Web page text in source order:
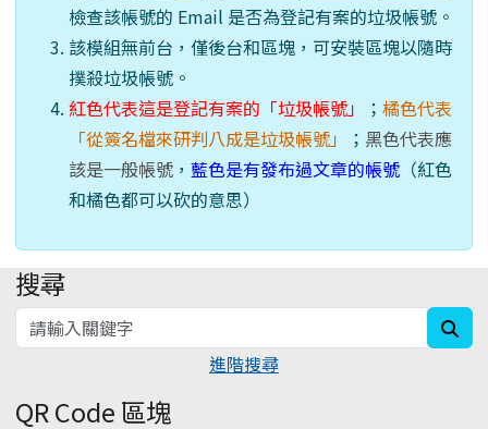
檢查該帳號的 Email 是否為登記有案的垃圾帳號。
該模組無前台，僅後台和區塊，可安裝區塊以隨時
撲殺垃圾帳號。
紅色代表這是登記有案的「垃圾帳號」
； 橘色代表
「從簽名檔來研判八成是垃圾帳號」
； 黑色代表應
該是一般帳號 ， 藍色是有發布過文章的帳號 （紅色
和橘色都可以砍的意思）
:::
搜尋
進階搜尋
QR Code 區塊